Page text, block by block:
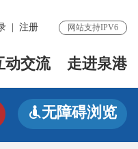
注册 网站支持IPV6
动交流 走进泉港
无障碍浏览